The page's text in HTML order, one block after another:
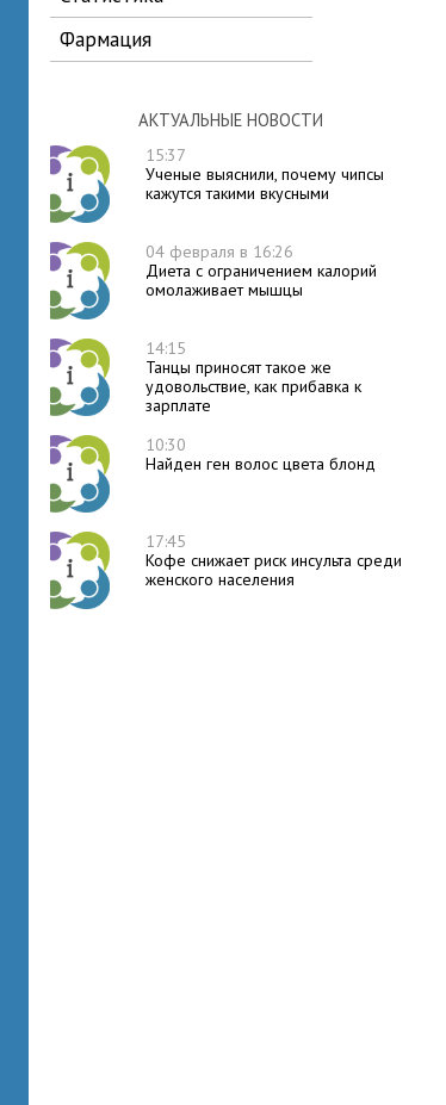
фармация
АКТУАЛЬНЫЕ НОВОСТИ
15:37
Ученые выяснили, почему чипсы
кажутся такими вкусными
04 февраля в 16:26
Диета с ограничением калорий
омолаживает мышцы
14:15
Танцы приносят такое же
удовольствие, как прибавка к
зарплате
10:30
Найден ген волос цвета блонд
17:45
Кофе снижает риск инсульта среди
женского населения